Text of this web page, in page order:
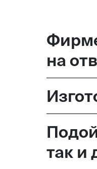
Большая
вход 10, 3
на
так и